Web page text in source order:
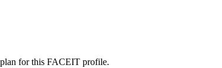
plan for this FACEIT profile.